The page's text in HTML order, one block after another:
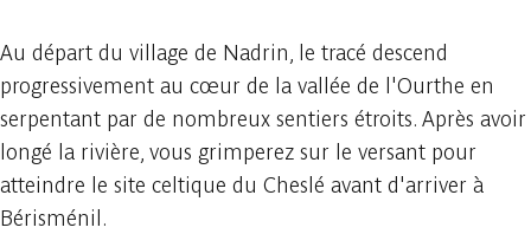
Au départ du village de Nadrin, le tracé descend
progressivement au cœur de la vallée de l'Ourthe en
serpentant par de nombreux sentiers étroits. Après avoir
longé la rivière, vous grimperez sur le versant pour
atteindre le site celtique du Cheslé avant d'arriver à
Bérisménil.